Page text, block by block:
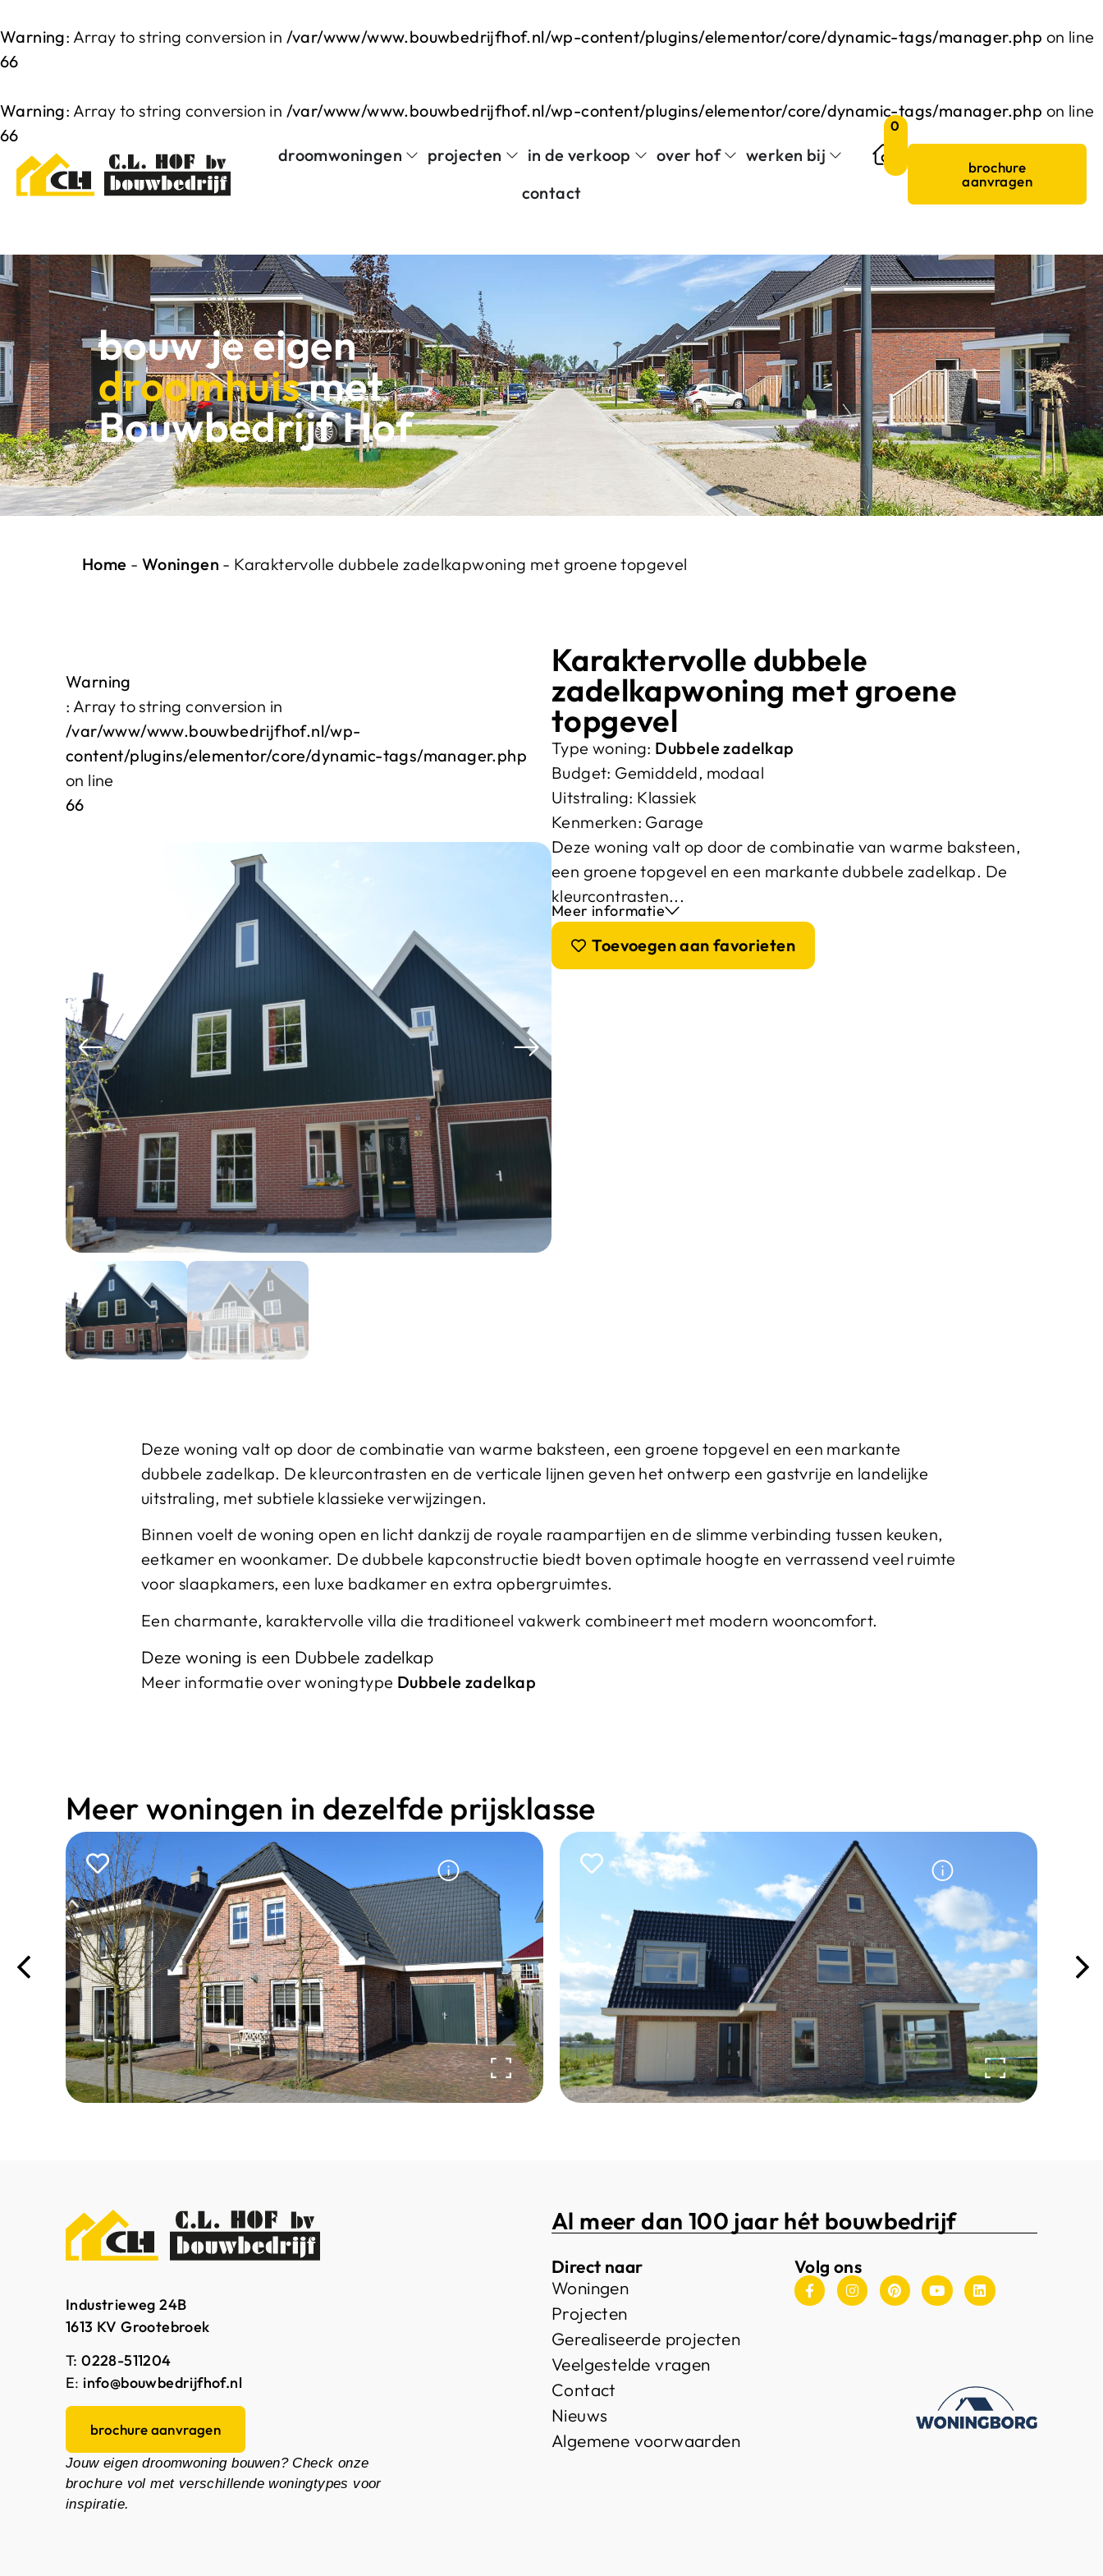
Warning: Array to string conversion in /var/www/www.bouwbedrijfhof.nl/wp-content/plugins/elementor/core/dynamic-tags/manager.php on line
66
Warning: Array to string conversion in /var/www/www.bouwbedrijfhof.nl/wp-content/plugins/elementor/core/dynamic-tags/manager.php on line
66
droomwoningen
projecten in de verkoop over hof
werken bij
contact
0
brochure
aanvragen
bouw je eigen
droomhuismet
Bouwbedrijf Hof
Home - Woningen - Karaktervolle dubbele zadelkapwoning met groene topgevel
Warning
: Array to string conversion in
/var/www/www.bouwbedrijfhof.nl/wp-
content/plugins/elementor/core/dynamic-tags/manager.php
on line
66
Karaktervolle dubbele
zadelkapwoning met groene
topgevel
Type woning: Dubbele zadelkap
Budget: Gemiddeld, modaal
Uitstraling: Klassiek
Kenmerken: Garage
Deze woning valt op door de combinatie van warme baksteen,
een groene topgevel en een markante dubbele zadelkap. De
kleurcontrasten...
Meer informatie
Toevoegen aan favorieten
Deze woning valt op door de combinatie van warme baksteen, een groene topgevel en een markante
dubbele zadelkap. De kleurcontrasten en de verticale lijnen geven het ontwerp een gastvrije en landelijke
uitstraling, met subtiele klassieke verwijzingen.
Binnen voelt de woning open en licht dankzij de royale raampartijen en de slimme verbinding tussen keuken,
eetkamer en woonkamer. De dubbele kapconstructie biedt boven optimale hoogte en verrassend veel ruimte
voor slaapkamers, een luxe badkamer en extra opbergruimtes.
Een charmante, karaktervolle villa die traditioneel vakwerk combineert met modern wooncomfort.
Deze woning is een Dubbele zadelkap
Meer informatie over woningtype Dubbele zadelkap
Meer woningen in dezelfde prijsklasse
Industrieweg 24B
1613 KV Grootebroek
T: 0228-511204
E: info@bouwbedrijfhof.nl
brochure aanvragen
Jouw eigen droomwoning bouwen? Check onze
brochure vol met verschillende woningtypes voor
inspiratie.
Al meer dan 100 jaar hét bouwbedrijf
Direct naar
Woningen
Projecten
Gerealiseerde projecten
Veelgestelde vragen
Contact
Nieuws
Algemene voorwaarden
Volg ons